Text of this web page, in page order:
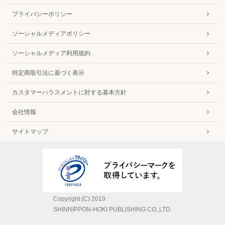
プライバシーポリシー
ソーシャルメディアポリシー
ソーシャルメディア利用規約
特定商取引法に基づく表示
カスタマーハラスメントに対する基本方針
会社情報
サイトマップ
Copyright (C) 2019
SHINNIPPON-HOKI PUBLISHING CO.,LTD.